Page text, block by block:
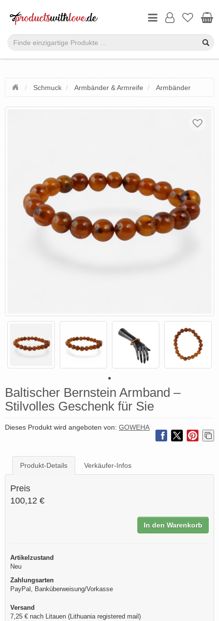
Schmuck Armbänder & Armreife Armbänder
Baltischer Bernstein Armband –
Stilvolles Geschenk für Sie
Dieses Produkt wird angeboten von: GOWEHA
Produkt-Details Verkäufer-Infos
Preis
100,12 €
In den Warenkorb
Artikelzustand
Neu
Zahlungsarten
PayPal, Banküberweisung/Vorkasse
Versand
7,25 € nach Litauen (Lithuania registered mail)